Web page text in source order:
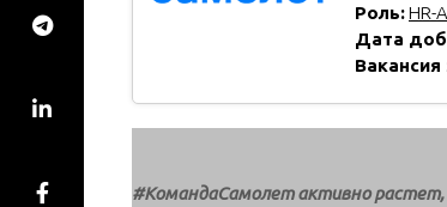
Роль:HR-
Дата
#КомандаСамолет активно растет,